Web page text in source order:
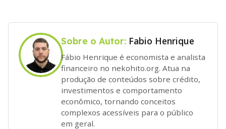
Sobre o Autor: Fabio Henrique
Fábio Henrique é economista e analista
financeiro no nekohito.org. Atua na
produção de conteúdos sobre crédito,
investimentos e comportamento
econômico, tornando conceitos
complexos acessíveis para o público
em geral.